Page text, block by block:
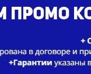
промо